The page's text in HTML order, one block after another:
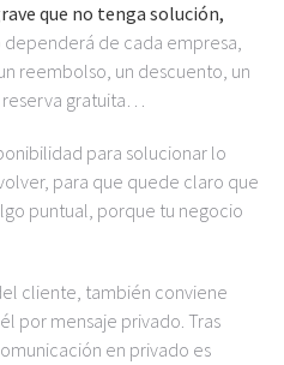
que no tenga solución,
dependerá de cada empresa,
reembolso, un descuento, un
gratuita…
para solucionar lo
para que quede claro que
puntual, porque tu negocio
cliente, también conviene
por mensaje privado. Tras
en privado es